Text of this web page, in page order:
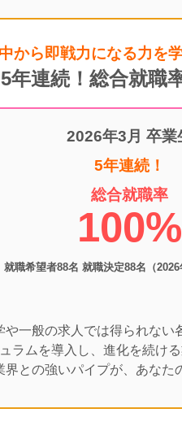
から即戦力になる力を
5年連続！総合就職
2026年3月 卒業
5年連続！
総合就職率
100%
就職希望者88名 就職決定88名（2026
一般の求人では得られない
ラムを導入し、進化を続け
界との強いパイプが、あなた